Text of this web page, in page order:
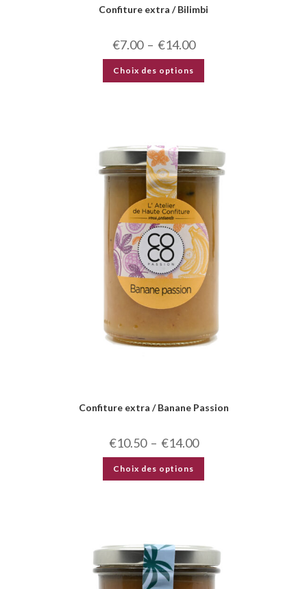
Confiture extra / Bilimbi
€7.00 – €14.00
Choix des options
Confiture extra / Banane Passion
€10.50 – €14.00
Choix des options